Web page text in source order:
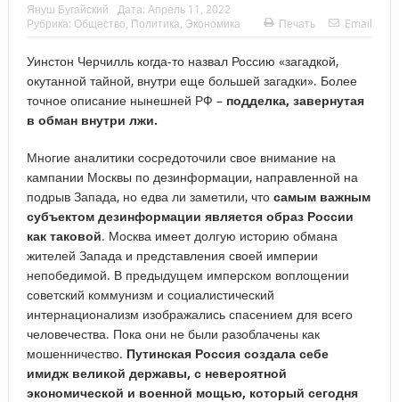
Януш Бугайский Дата: Апрель 11, 2022
Рубрика: Общество Политика Экономика Печать Email
Уинстон Черчилль когда-то назвал Россию «загадкой,
окутанной тайной, внутри еще большей загадки». Более
точное описание нынешней РФ – подделка, завернутая
в обман внутри лжи.
Многие аналитики сосредоточили свое внимание на
кампании Москвы по дезинформации, направленной на
подрыв Запада, но едва ли заметили, что самым важным
субъектом дезинформации является образ России
как таковой. Москва имеет долгую историю обмана
жителей Запада и представления своей империи
непобедимой. В предыдущем имперском воплощении
советский коммунизм и социалистический
интернационализм изображались спасением для всего
человечества. Пока они не были разоблачены как
мошенничество. Путинская Россия создала себе
имидж великой державы, с невероятной
экономической и военной мощью, который сегодня